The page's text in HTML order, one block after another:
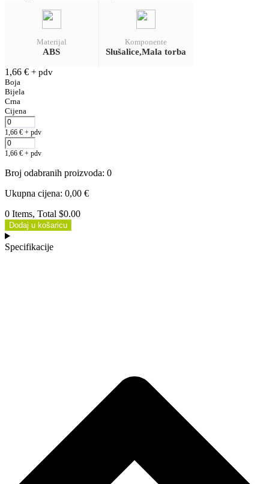
Materijal
ABS
Komponente
Slušalice,Mala torba
1,66 € + pdv
Boja
Bijela
Crna
Cijena
1,66 € + pdv
1,66 € + pdv
Broj odabranih proizvoda: 0
Ukupna cijena: 0,00 €
0 Items, Total $0.00
Dodaj u košaricu
Specifikacije